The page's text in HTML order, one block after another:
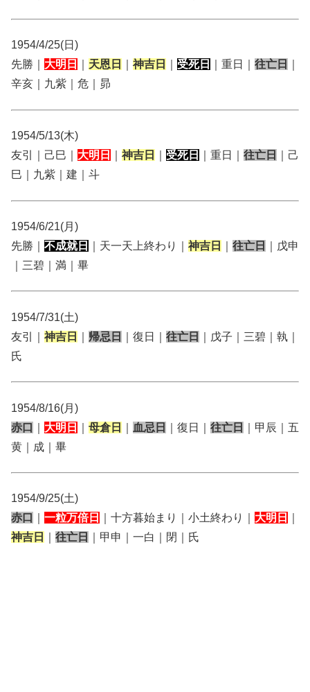
1954/4/25(日)
先勝｜ 大明日 天恩日 神吉日 受死日 ｜重日｜ 往亡日
辛亥｜九紫｜危｜昴
1954/5/13(木)
友引｜己巳｜ 大明日 神吉日 受死日 ｜重日｜ 往亡日
｜己
巳｜九紫｜建｜斗
1954/6/21(月)
先勝｜ 不成就日 ｜天一天上終わり｜ 神吉日 往亡日
｜戊申
｜三碧｜満｜畢
1954/7/31(土)
友引｜ 神吉日 帰忌日 ｜復日｜ 往亡日
｜戊子｜三碧｜執｜
氏
1954/8/16(月)
赤口
大明日 母倉日 血忌日 ｜復日｜ 往亡日
｜甲辰｜五
黄｜成｜畢
1954/9/25(土)
赤口
一粒万倍日 ｜十方暮始まり｜小土終わり｜ 大明日
神吉日
往亡日 ｜甲申｜一白｜閉｜氏